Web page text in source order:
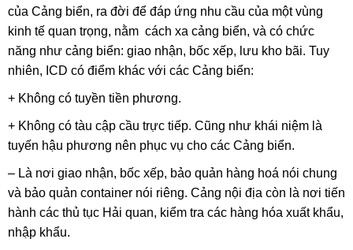
của Cảng biển, ra đời để đáp ứng nhu cầu của một vùng
kinh tế quan trọng, nằm cách xa cảng biển, và có chức
năng như cảng biển: giao nhận, bốc xếp, lưu kho bãi. Tuy
nhiên, ICD có điểm khác với các Cảng biển:
+ Không có tuyền tiền phương.
+ Không có tàu cập cầu trực tiếp. Cũng như khái niệm là
tuyến hậu phương nên phục vụ cho các Cảng biển.
– Là nơi giao nhận, bốc xếp, bảo quản hàng hoá nói chung
và bảo quản container nói riêng. Cảng nội địa còn là nơi tiến
hành các thủ tục Hải quan, kiểm tra các hàng hóa xuất khẩu,
nhập khẩu.